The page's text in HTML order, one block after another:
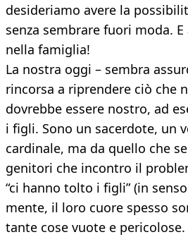
desideriamo avere la
senza sembrare fuori moda.
nella famiglia!
La nostra oggi – sembra
rincorsa a riprendere ciò che
dovrebbe essere nostro, ad
i figli. Sono un sacerdote, un
cardinale, ma da quello che
genitori che incontro il
“ci hanno tolto i figli” (in
mente, il loro cuore spesso
tante cose vuote e pericolose.